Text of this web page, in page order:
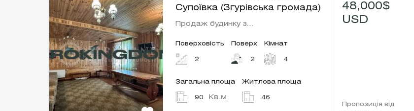
Супоївка (Згурівська громада)
Продаж будинку з…
Поверховість
2
Поверх
2
Кімнат
4
Загальна площа
90 Кв.м.
Житлова площа
46
48,000$
USD
Пропозиція від